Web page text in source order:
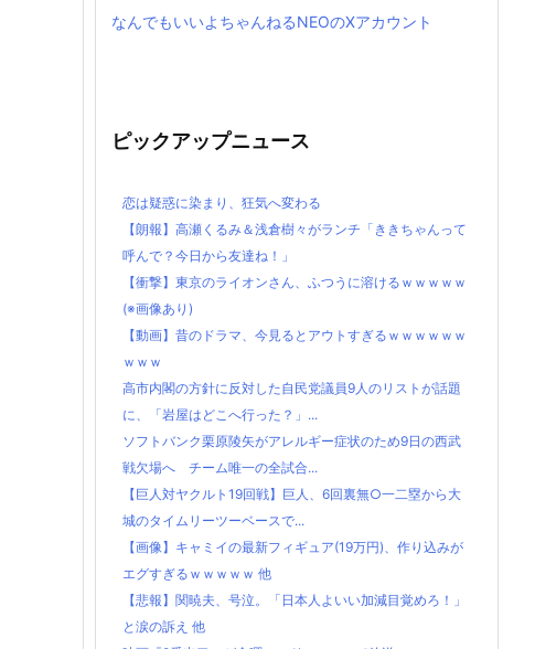
なんでもいいよちゃんねるNEOのXアカウント
ピックアップニュース
恋は疑惑に染まり、狂気へ変わる
【朗報】高瀬くるみ＆浅倉樹々がランチ「ききちゃんって
呼んで？今日から友達ね！」
【衝撃】東京のライオンさん、ふつうに溶けるｗｗｗｗｗ
(※画像あり)
【動画】昔のドラマ、今見るとアウトすぎるｗｗｗｗｗｗ
ｗｗｗ
高市内閣の方針に反対した自民党議員9人のリストが話題
に、「岩屋はどこへ行った？」...
ソフトバンク栗原陵矢がアレルギー症状のため9日の西武
戦欠場へ チーム唯一の全試合...
【巨人対ヤクルト19回戦】巨人、6回裏無○一二塁から大
城のタイムリーツーベースで...
【画像】キャミイの最新フィギュア(19万円)、作り込みが
エグすぎるｗｗｗｗｗ 他
【悲報】関暁夫、号泣。「日本人よいい加減目覚めろ！」
と涙の訴え 他